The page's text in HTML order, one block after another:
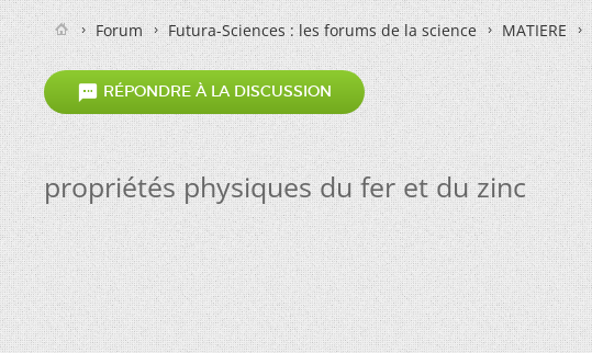
Forum Futura-Sciences : les forums de la science MATIERE
 RÉPONDRE À LA DISCUSSION
propriétés physiques du fer et du zinc